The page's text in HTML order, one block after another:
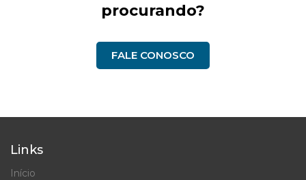
procurando?
FALE CONOSCO
Links
Início